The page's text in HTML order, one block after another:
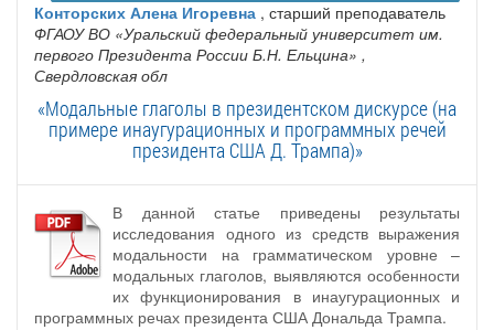
Конторских Алена Игоревна , старший преподаватель
ФГАОУ ВО «Уральский федеральный университет им.
первого Президента России Б.Н. Ельцина» ,
Свердловская обл
«Модальные глаголы в президентском дискурсе (на
примере инаугурационных и программных речей
президента США Д. Трампа)»
В данной статье приведены результаты
исследования одного из средств выражения
модальности на грамматическом уровне –
модальных глаголов, выявляются особенности
их функционирования в инаугурационных и
программных речах президента США Дональда Трампа.